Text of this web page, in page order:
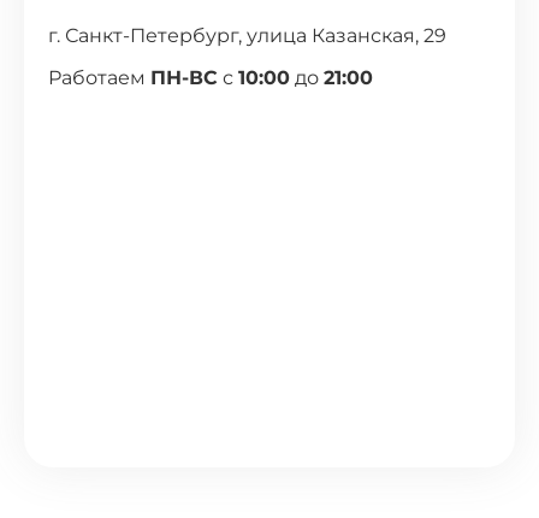
г. Санкт-Петербург, улица Казанская, 29
Работаем ПН-ВС с 10:00 до 21:00